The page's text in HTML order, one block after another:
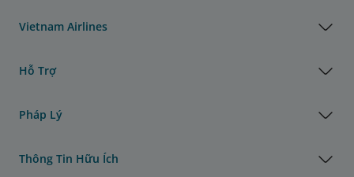
Vietnam Airlines
Hỗ Trợ
Pháp Lý
Thông Tin Hữu Ích